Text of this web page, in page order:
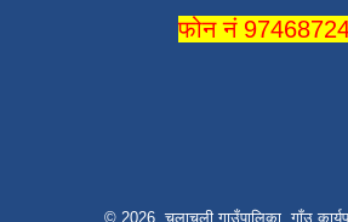
फोन नं
© 2026 चुलाचुली गाउँपालिका, गाँउ